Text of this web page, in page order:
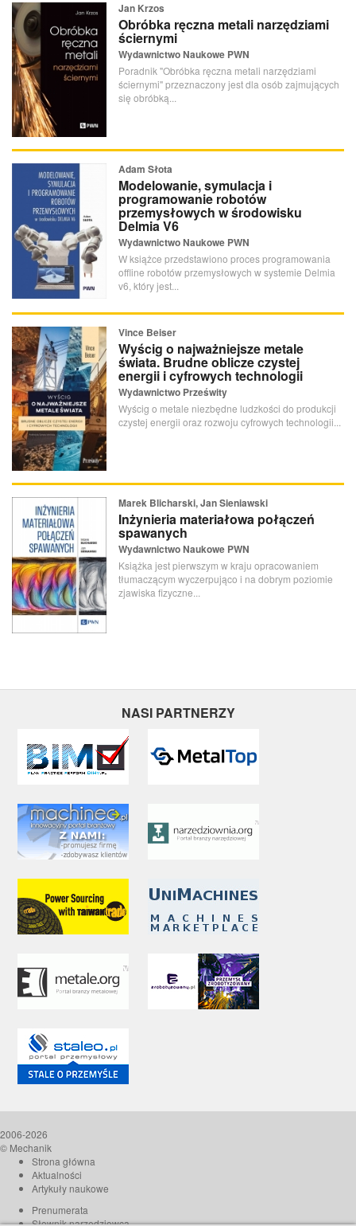
Jan Krzos
Obróbka ręczna metali narzędziami
ściernymi
Wydawnictwo Naukowe PWN
Poradnik "Obróbka ręczna metali narzędziami
ściernymi" przeznaczony jest dla osób zajmujących
się obróbką...
Adam Słota
Modelowanie, symulacja i
programowanie robotów
przemysłowych w środowisku
Delmia V6
Wydawnictwo Naukowe PWN
W książce przedstawiono proces programowania
offline robotów przemysłowych w systemie Delmia
v6, który jest...
Vince Beiser
Wyścig o najważniejsze metale
świata. Brudne oblicze czystej
energii i cyfrowych technologii
Wydawnictwo Prześwity
Wyścig o metale niezbędne ludzkości do produkcji
czystej energii oraz rozwoju cyfrowych technologii...
Marek Blicharski, Jan Sieniawski
Inżynieria materiałowa połączeń
spawanych
Wydawnictwo Naukowe PWN
Książka jest pierwszym w kraju opracowaniem
tłumaczącym wyczerpująco i na dobrym poziomie
zjawiska fizyczne...
NASI PARTNERZY
2006-2026
© Mechanik
Strona główna
Aktualności
Artykuły naukowe
Prenumerata
Słownik narzędziowca